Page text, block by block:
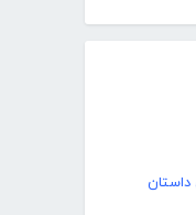
داستان